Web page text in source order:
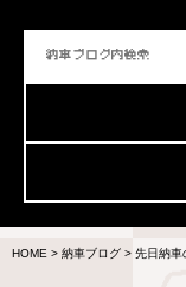
HOME > 納車ブログ > 先日納車